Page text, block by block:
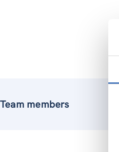
Team members